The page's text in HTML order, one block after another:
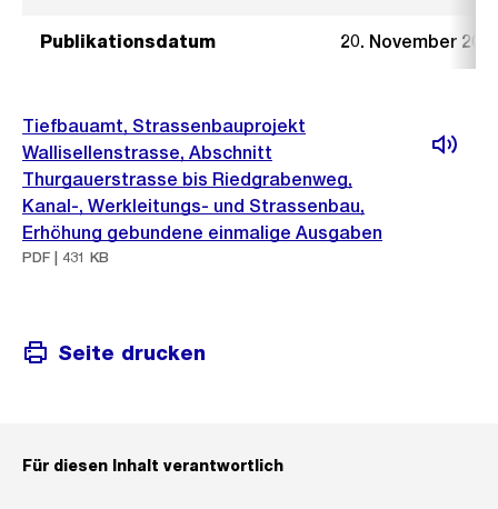
Publikationsdatum 20. November
Tiefbauamt, Strassenbauprojekt
Wallisellenstrasse, Abschnitt
Thurgauerstrasse bis Riedgrabenweg,
Kanal-, Werkleitungs- und Strassenbau,
Erhöhung gebundene einmalige Ausgaben
PDF | 431 KB
Seite drucken
Für diesen Inhalt verantwortlich